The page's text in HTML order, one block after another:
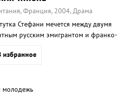
Франция, 2004, Драма
Стефани мечется между двумя
русским эмигрантом и франко-
для которой фильм стал
избранное